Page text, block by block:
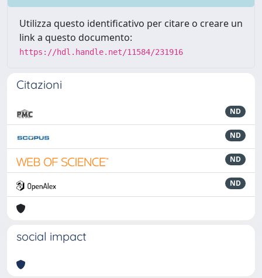
Utilizza questo identificativo per citare o creare un
link a questo documento:
https://hdl.handle.net/11584/231916
Citazioni
ND
ND
ND
ND
social impact